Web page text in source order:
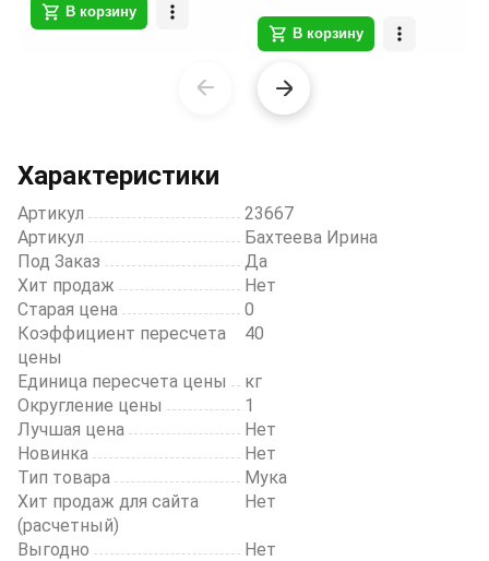
В корзину
В корзину
20
Характеристики
Артикул
23667
Артикул
Бахтеева Ирина
Под Заказ
Да
Хит продаж
Нет
Старая цена
0
Коэффициент пересчета
цены
40
Единица пересчета цены
кг
Округление цены
1
Лучшая цена
Нет
Новинка
Нет
Тип товара
Мука
Хит продаж для сайта
(расчетный)
Нет
Выгодно
Нет